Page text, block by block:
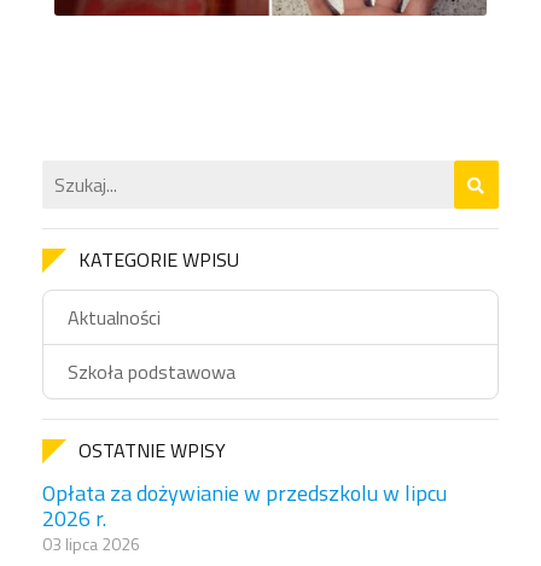
KATEGORIE WPISU
Aktualności
Szkoła podstawowa
OSTATNIE WPISY
Opłata za dożywianie w przedszkolu w lipcu
2026 r.
03 lipca 2026